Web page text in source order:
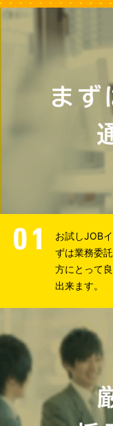
お試しJOB
ずは業務委
方にとって
出来ます。